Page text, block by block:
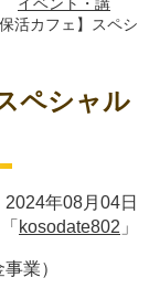
活カフェ】スペシ
ペシャル
年08月04日
kosodate802 」